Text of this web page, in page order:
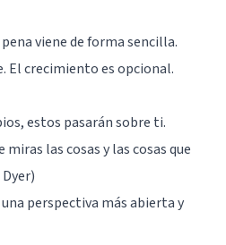
viene de forma sencilla.
El crecimiento es opcional.
estos pasarán sobre ti.
las cosas y las cosas que
perspectiva más abierta y